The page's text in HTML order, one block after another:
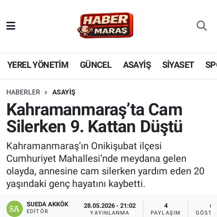
YEREL YÖNETİM GÜNCEL ASAYİŞ SİYASET
HABERLER ASAYİŞ
Kahramanmaraş’ta Cam
Silerken 9. Kattan Düştü
Kahramanmaraş’ın Onikişubat ilçesi
Cumhuriyet Mahallesi’nde meydana gelen
olayda, annesine cam silerken yardım eden 20
yaşındaki genç hayatını kaybetti.
SUEDA AKKÖK
EDITÖR
28.05.2026 - 21:02
YAYINLANMA
4
PAYLAŞIM
6
YEREL YÖNETİM
GÜNCEL
BİLİM VE TEKNOLOJİ
KADIN AİLE
SPOR
DÜNYA
EKONOMİ
SİYASET
Nöbetçi Eczaneler
Hava Durumu
Trafik Durumu
Süper Lig Puan Durumu ve Fikstür
Tüm Manşetler
Son Dakika Haberleri
Haber Arşivi